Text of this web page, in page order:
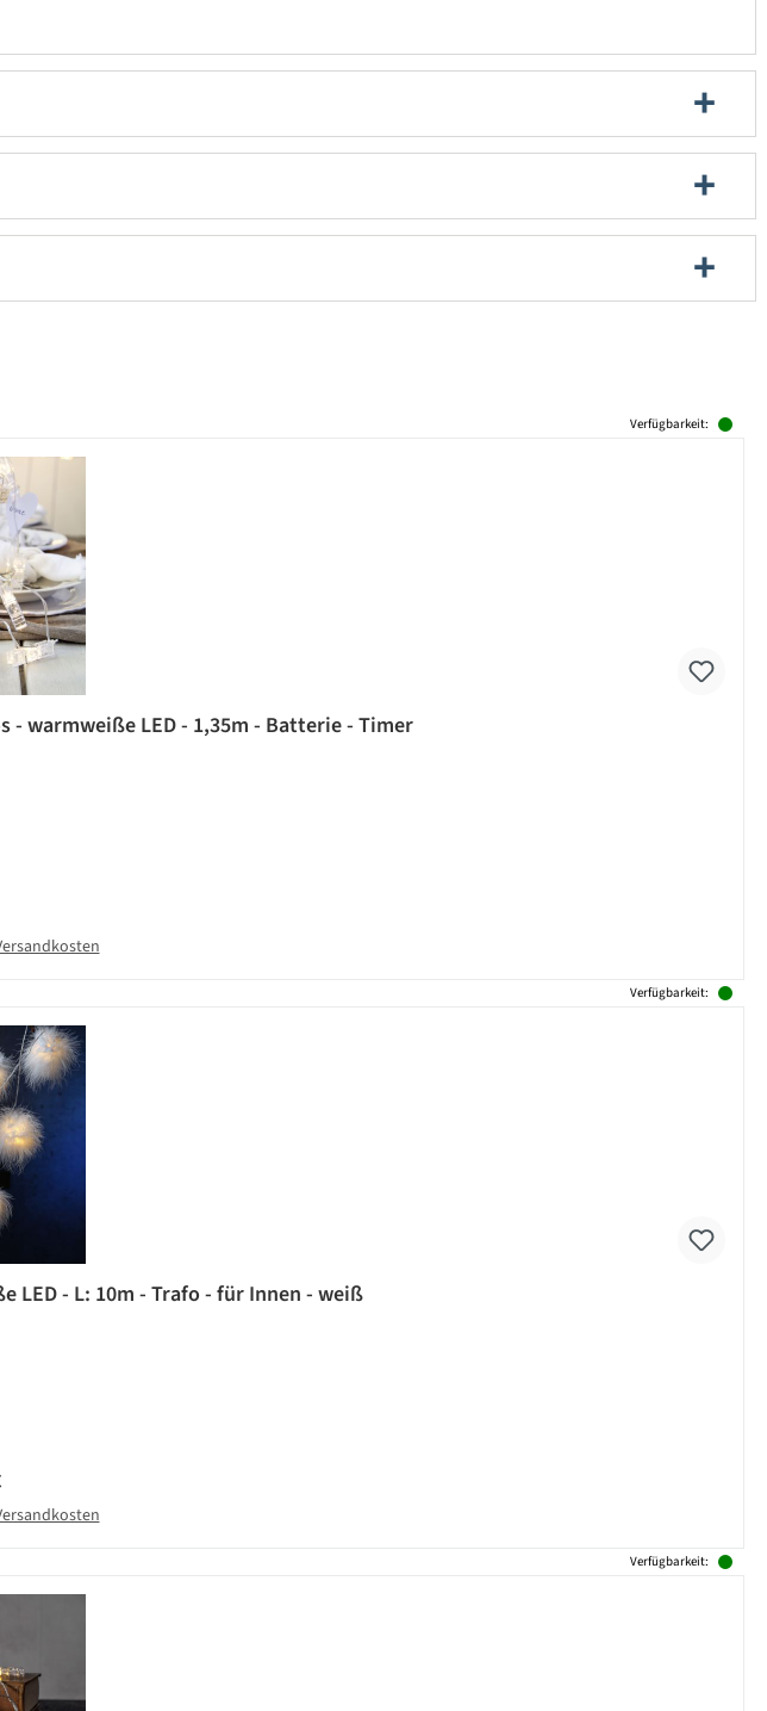
Verfügbarkeit:
- warmweiße LED - 1,35m - Batterie - Timer
Preis:
Verfügbarkeit:
LED - L: 10m - Trafo - für Innen - weiß
Preis:
Verfügbarkeit: